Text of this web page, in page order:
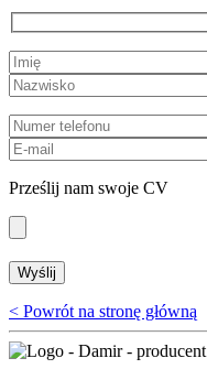
Prześlij nam swoje CV
< Powrót na stronę główną